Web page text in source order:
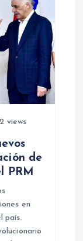
views
de
PRM
en
país.